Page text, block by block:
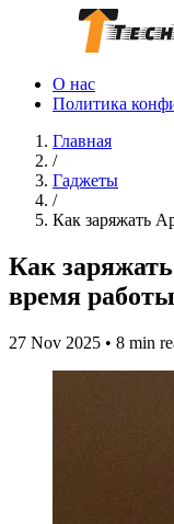
О нас
Политика
Главная
/
Гаджеты
/
Как заряжать
Как
время
27 Nov 2025 • 8 min